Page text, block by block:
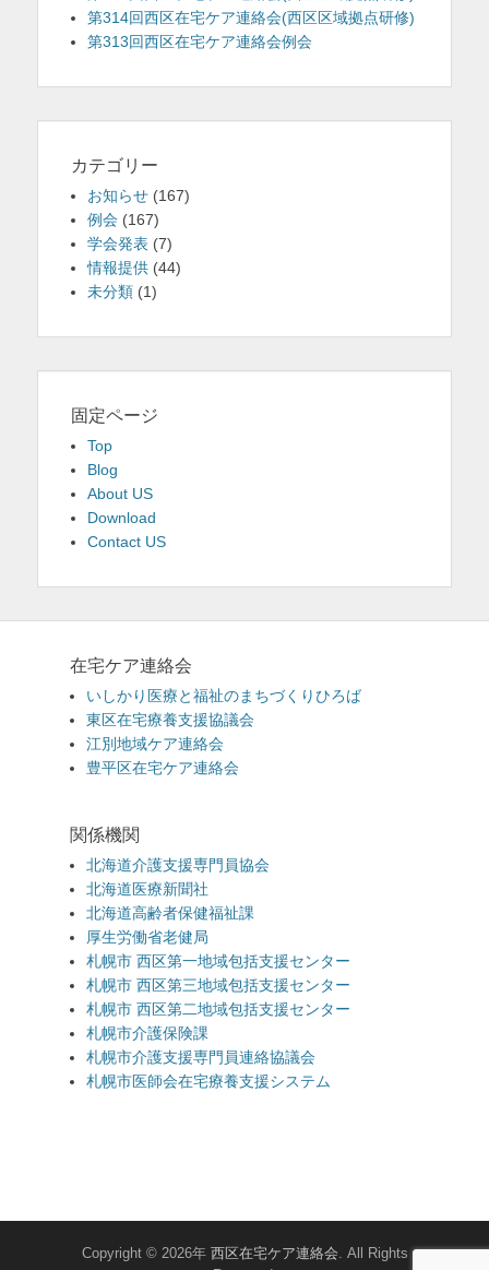
第314回西区在宅ケア連絡会(西区区域拠点研修)
第313回西区在宅ケア連絡会例会
カテゴリー
お知らせ (167)
例会 (167)
学会発表 (7)
情報提供 (44)
未分類 (1)
固定ページ
Top
Blog
About US
Download
Contact US
在宅ケア連絡会
いしかり医療と福祉のまちづくりひろば
東区在宅療養支援協議会
江別地域ケア連絡会
豊平区在宅ケア連絡会
関係機関
北海道介護支援専門員協会
北海道医療新聞社
北海道高齢者保健福祉課
厚生労働省老健局
札幌市 西区第一地域包括支援センター
札幌市 西区第三地域包括支援センター
札幌市 西区第二地域包括支援センター
札幌市介護保険課
札幌市介護支援専門員連絡協議会
札幌市医師会在宅療養支援システム
Copyright © 2026年 西区在宅ケア連絡会. All Rights